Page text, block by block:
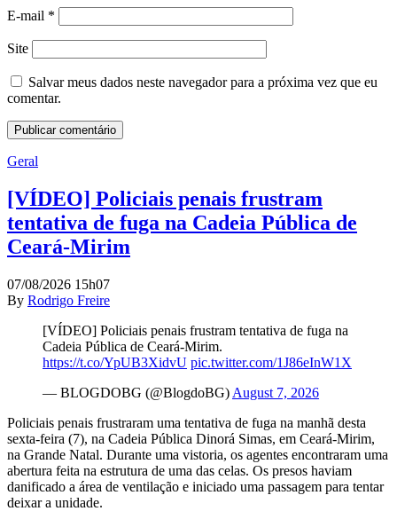
E-mail *
Site
Salvar meus dados neste navegador para a próxima vez que eu
comentar.
Geral
[VÍDEO] Policiais penais frustram
tentativa de fuga na Cadeia Pública de
Ceará-Mirim
07/08/2026 15h07
By Rodrigo Freire
[VÍDEO] Policiais penais frustram tentativa de fuga na
Cadeia Pública de Ceará-Mirim.
https://t.co/YpUB3XidvU pic.twitter.com/1J86eInW1X
— BLOGDOBG (@BlogdoBG) August 7, 2026
Policiais penais frustraram uma tentativa de fuga na manhã desta
sexta-feira (7), na Cadeia Pública Dinorá Simas, em Ceará-Mirim,
na Grande Natal. Durante uma vistoria, os agentes encontraram uma
abertura feita na estrutura de uma das celas. Os presos haviam
danificado a área de ventilação e iniciado uma passagem para tentar
deixar a unidade.